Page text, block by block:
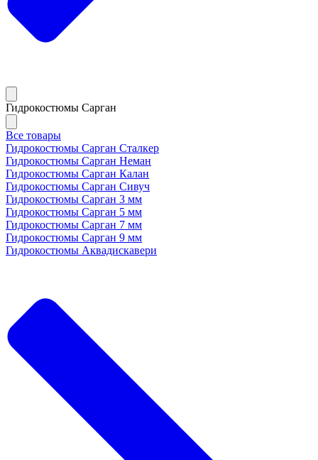
Гидрокостюмы Сарган
Все товары
Гидрокостюмы Сарган Сталкер
Гидрокостюмы Сарган Неман
Гидрокостюмы Сарган Калан
Гидрокостюмы Сарган Сивуч
Гидрокостюмы Сарган 3 мм
Гидрокостюмы Сарган 5 мм
Гидрокостюмы Сарган 7 мм
Гидрокостюмы Сарган 9 мм
Гидрокостюмы Аквадискавери